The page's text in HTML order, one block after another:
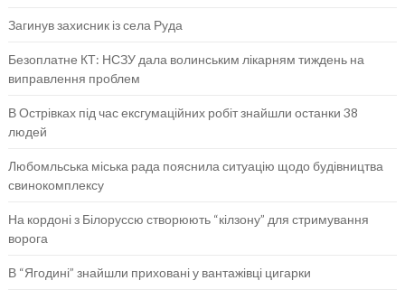
Загинув захисник із села Руда
Безоплатне КТ: НСЗУ дала волинським лікарням тиждень на
виправлення проблем
В Острівках під час ексгумаційних робіт знайшли останки 38
людей
Любомльська міська рада пояснила ситуацію щодо будівництва
свинокомплексу
На кордоні з Білоруссю створюють “кілзону” для стримування
ворога
В “Ягодині” знайшли приховані у вантажівці цигарки